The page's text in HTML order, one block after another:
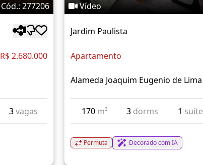
Cód.: 277206
R$ 2.680.000
3vagas
Vídeo
Jardim Paulista
Apartamento
Alameda Joaquim Eugenio de Lima
170 m² 3 dorms 1 suíte
Permuta Decorado com IA